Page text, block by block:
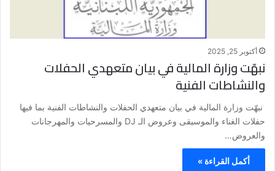
أكتوبر 25, 2025
نبهّت وزارة المالية في بيان متعهدي الحفلات
والنشاطات الفنية
نبهّت وزارة المالية في بيان متعهدي الحفلات والنشاطات الفنية بما فيها
حفلات الغناء والموسيقى وعروض الـ DJ والمسرحيات والمهرجانات
والعروض…
أكمل القراءة »